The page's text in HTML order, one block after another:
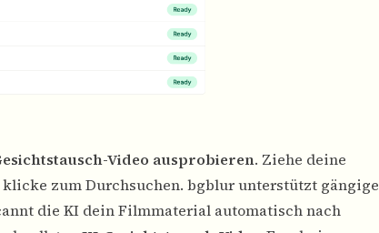
Video ausprobieren. Ziehe deine
zum Durchsuchen. bgblur unterstützt gängige
die KI dein Filmmaterial automatisch nach